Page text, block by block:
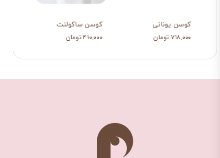
کوسن ساکولنت
۴۱۰,۰۰۰ تومان
کوسن یونانی
۷۱۸,۰۰۰ تومان